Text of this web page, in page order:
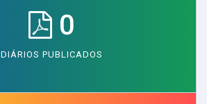
0
DIÁRIOS PUBLICADOS